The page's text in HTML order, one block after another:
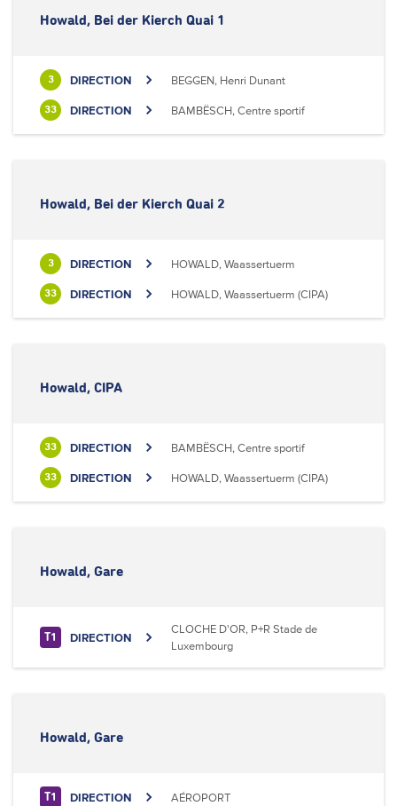
Howald, Bei der Kierch Quai 1
3 DIRECTION BEGGEN, Henri Dunant
33 DIRECTION BAMBËSCH, Centre sportif
Howald, Bei der Kierch Quai 2
3 DIRECTION HOWALD, Waassertuerm
33 DIRECTION HOWALD, Waassertuerm (CIPA)
Howald, CIPA
33 DIRECTION BAMBËSCH, Centre sportif
33 DIRECTION HOWALD, Waassertuerm (CIPA)
Howald, Gare
T1 DIRECTION
CLOCHE D'OR, P+R Stade de
Luxembourg
Howald, Gare
T1 DIRECTION AÉROPORT